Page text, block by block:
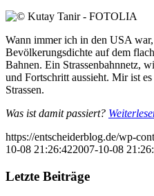
Wann immer ich in den USA
Bevölkerungsdichte auf dem
Bahnen. Ein Strassenbahnnetz,
und Fortschritt aussieht. Mir ist
Strassen.
Was ist damit passiert?
https://entscheiderblog.de/wp-
10-08 21:26:422007-10-08
Letzte Beiträge